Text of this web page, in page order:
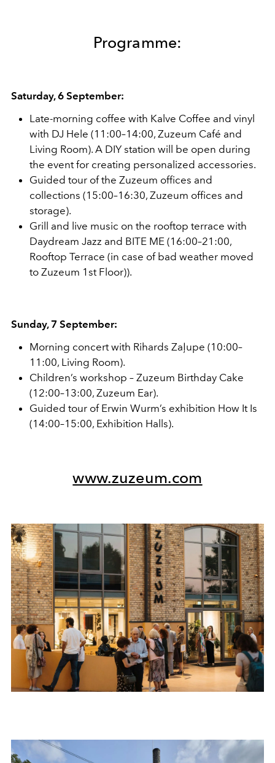
Programme:
Saturday, 6 September:
Late-morning coffee with Kalve Coffee and vinyl
with DJ Hele (11:00–14:00, Zuzeum Café and
Living Room). A DIY station will be open during
the event for creating personalized accessories.
Guided tour of the Zuzeum offices and
collections (15:00–16:30, Zuzeum offices and
storage).
Grill and live music on the rooftop terrace with
Daydream Jazz and BITE ME (16:00–21:00,
Rooftop Terrace (in case of bad weather moved
to Zuzeum 1st Floor)).
Sunday, 7 September:
Morning concert with Rihards Zaļupe (10:00–
11:00, Living Room).
Children’s workshop – Zuzeum Birthday Cake
(12:00–13:00, Zuzeum Ear).
Guided tour of Erwin Wurm’s exhibition How It Is
(14:00–15:00, Exhibition Halls).
www.zuzeum.com